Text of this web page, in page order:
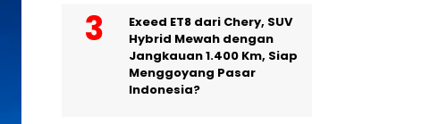
Exeed ET8 dari Chery, SUV
Hybrid Mewah dengan
Jangkauan 1.400 Km, Siap
Menggoyang Pasar
Indonesia?